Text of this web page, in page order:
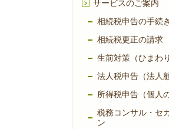
サービスのご案内
相続税申告の手続き
相続税更正の請求
生前対策（ひまわ
法人税申告（法人
所得税申告（個人
税務コンサル・セ
ン